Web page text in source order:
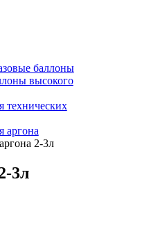
баллоны
высокого
технических
аргона
2-3л
3л